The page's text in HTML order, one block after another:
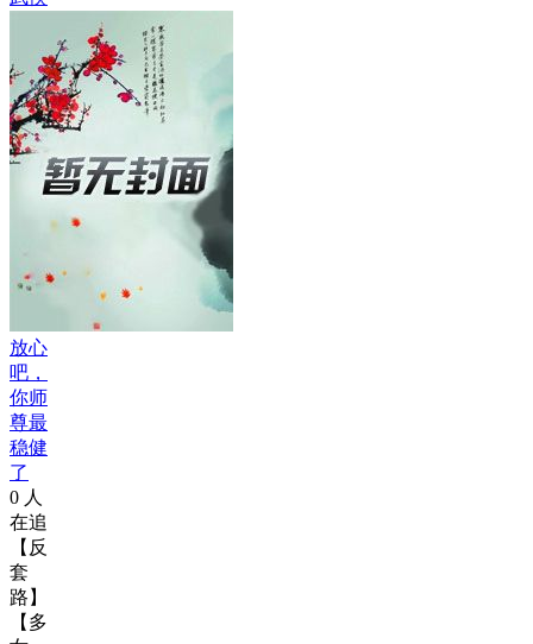
放心
吧，
你师
尊最
稳健
了
0 人
在追
【反
套
路】
【多